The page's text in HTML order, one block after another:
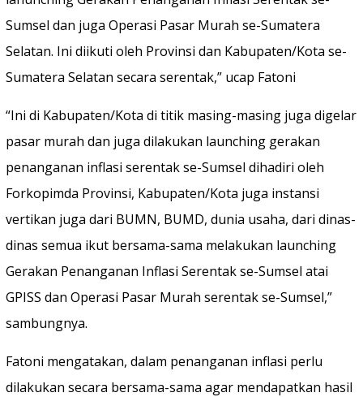
Sumsel dan juga Operasi Pasar Murah se-Sumatera
Selatan. Ini diikuti oleh Provinsi dan Kabupaten/Kota se-
Sumatera Selatan secara serentak,” ucap Fatoni
“Ini di Kabupaten/Kota di titik masing-masing juga digelar
pasar murah dan juga dilakukan launching gerakan
penanganan inflasi serentak se-Sumsel dihadiri oleh
Forkopimda Provinsi, Kabupaten/Kota juga instansi
vertikan juga dari BUMN, BUMD, dunia usaha, dari dinas-
dinas semua ikut bersama-sama melakukan launching
Gerakan Penanganan Inflasi Serentak se-Sumsel atai
GPISS dan Operasi Pasar Murah serentak se-Sumsel,”
sambungnya.
Fatoni mengatakan, dalam penanganan inflasi perlu
dilakukan secara bersama-sama agar mendapatkan hasil